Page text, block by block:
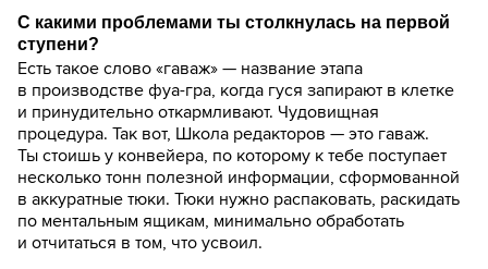
С какими проблемами ты столкнулась на первой
ступени?
Есть такое слово «гаваж» — название этапа
в производстве фуа-гра, когда гуся запирают в клетке
и принудительно откармливают. Чудовищная
процедура. Так вот, Школа редакторов — это гаваж.
Ты стоишь у конвейера, по которому к тебе поступает
несколько тонн полезной информации, сформованной
в аккуратные тюки. Тюки нужно распаковать, раскидать
по ментальным ящикам, минимально обработать
и отчитаться в том, что усвоил.